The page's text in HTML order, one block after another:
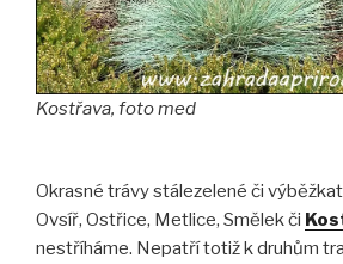
Kostřava, foto med
Okrasné trávy stálezelené či
Ovsíř, Ostřice, Metlice, Smělek či
nestříháme. Nepatří totiž k druhům